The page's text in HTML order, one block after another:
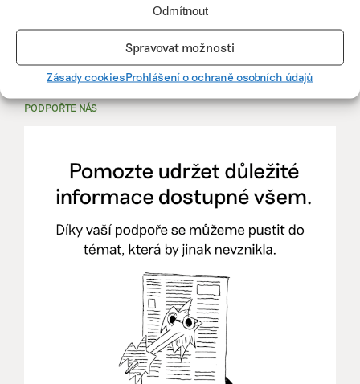
Odmítnout
Spravovat možnosti
Zásady cookiesProhlášení o ochraně osobních údajů
Více naEkoJobs>
PODPOŘTE NÁS